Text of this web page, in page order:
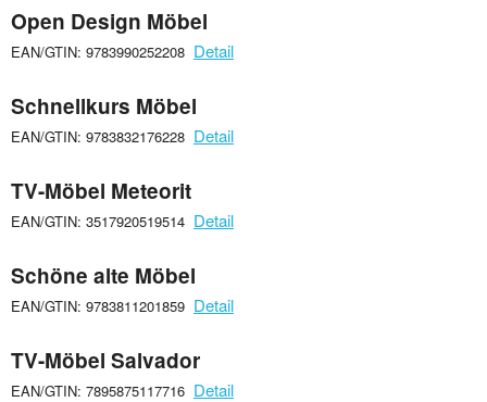
Open Design Möbel
EAN/GTIN: 9783990252208 Detail
Schnellkurs Möbel
EAN/GTIN: 9783832176228 Detail
TV-Möbel Meteorit
EAN/GTIN: 3517920519514 Detail
Schöne alte Möbel
EAN/GTIN: 9783811201859 Detail
TV-Möbel Salvador
EAN/GTIN: 7895875117716 Detail